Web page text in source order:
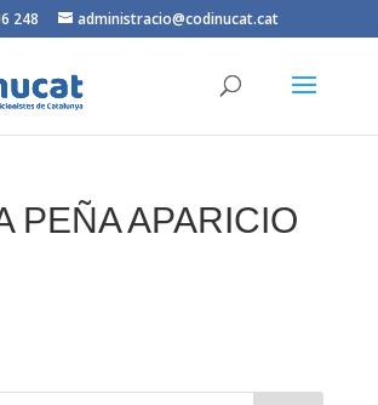
248 administracio@codinucat.cat
PEÑA APARICIO